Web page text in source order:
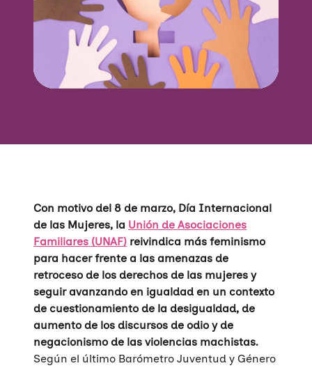
Con motivo del 8 de marzo, Día Internacional
de las Mujeres, la Unión de Asociaciones
Familiares (UNAF) reivindica más feminismo
para hacer frente a las amenazas de
retroceso de los derechos de las mujeres y
seguir avanzando en igualdad en un contexto
de cuestionamiento de la desigualdad, de
aumento de los discursos de odio y de
negacionismo de las violencias machistas.
Según el último Barómetro Juventud y Género